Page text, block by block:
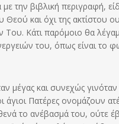
την βιβλική περιγραφή,
και όχι της ακτίστου
Κάτι παρόμοιο θα
του, όπως είναι το
μέγας και συνεχώς
άγιοι Πατέρες ονομάζουν
το ανέβασμά του, ούτε